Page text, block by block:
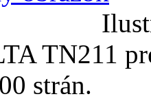
TN211
strán.